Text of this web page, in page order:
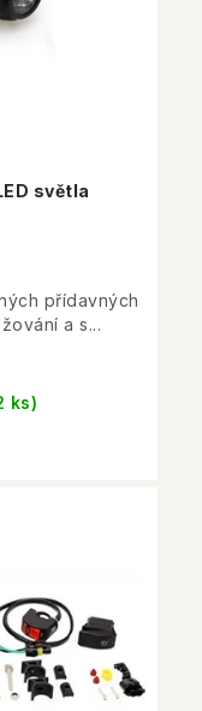
světla
ks)
přídavných
a s...